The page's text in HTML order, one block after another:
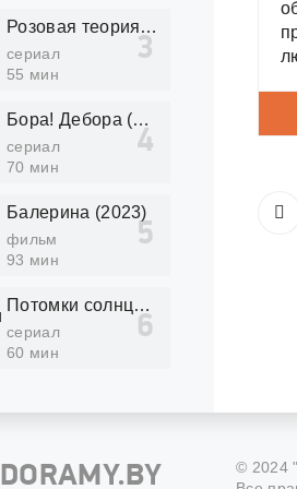
Розовая теория (2022)
сериал
55 мин
Бора! Дебора (2023)
сериал
70 мин
Балерина (2023)
фильм
93 мин
Потомки солнца (2016)
сериал
60 мин
DORAMY.BY
© 2024